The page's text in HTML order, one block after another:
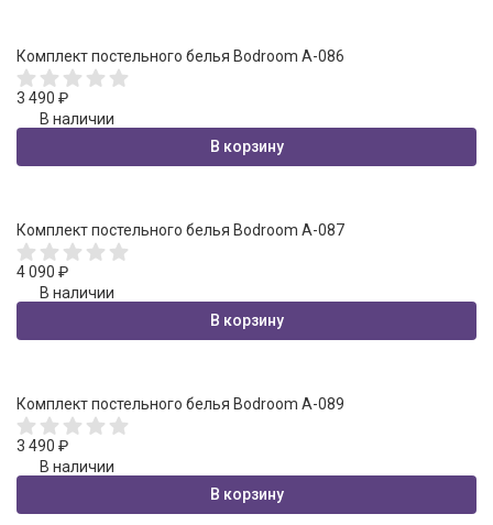
Комплект постельного белья Bodroom A-086
3 490 ₽
В наличии
В корзину
Комплект постельного белья Bodroom A-087
4 090 ₽
В наличии
В корзину
Комплект постельного белья Bodroom A-089
3 490 ₽
В наличии
В корзину